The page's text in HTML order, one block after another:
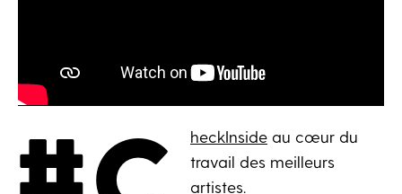
heckInside​​​ au cœur du
travail des meilleurs
artistes.